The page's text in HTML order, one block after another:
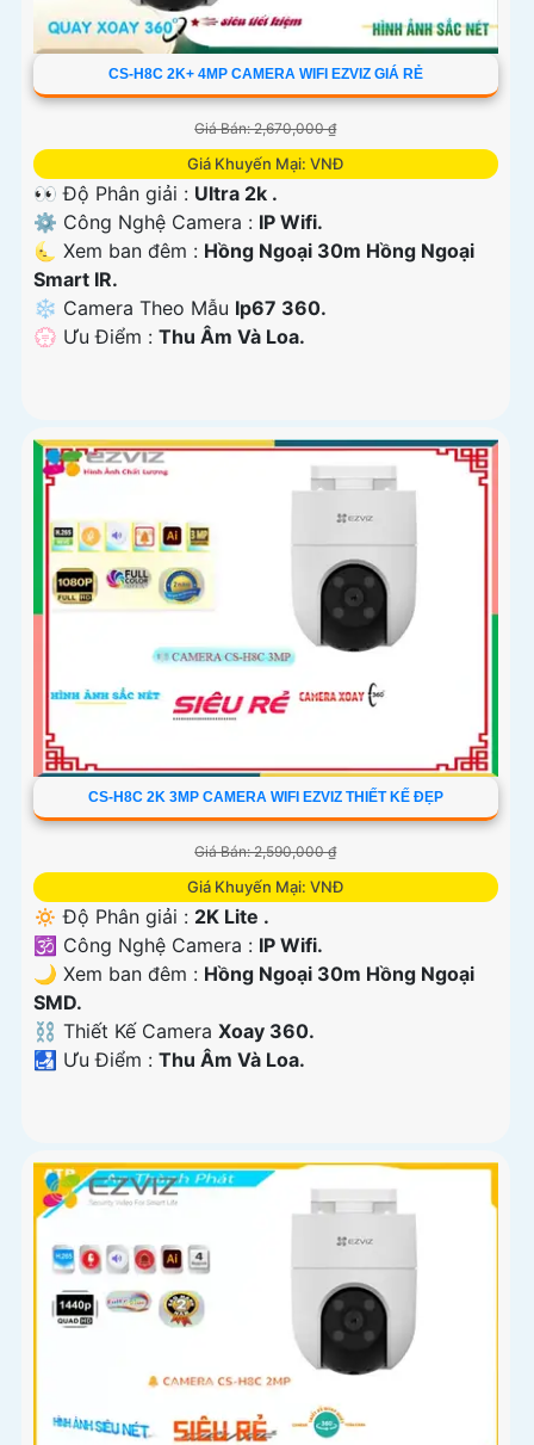
CS-H8C 2K+ 4MP CAMERA WIFI EZVIZ GIÁ RẺ
Giá Bán: 2,670,000 ₫
Giá Khuyến Mại: VNĐ
👀 Độ Phân giải : Ultra 2k .
⚙ Công Nghệ Camera : IP Wifi.
🌜 Xem ban đêm : Hồng Ngoại 30m Hồng Ngoại
Smart IR.
❄ Camera Theo Mẫu Ip67 360.
️💮 Ưu Điểm : Thu Âm Và Loa.
CS-H8C 2K 3MP CAMERA WIFI EZVIZ THIẾT KẾ ĐẸP
Giá Bán: 2,590,000 ₫
Giá Khuyến Mại: VNĐ
🔅 Độ Phân giải : 2K Lite .
🕉️ Công Nghệ Camera : IP Wifi.
🌙 Xem ban đêm : Hồng Ngoại 30m Hồng Ngoại
SMD.
⛓ Thiết Kế Camera Xoay 360.
️🛃 Ưu Điểm : Thu Âm Và Loa.